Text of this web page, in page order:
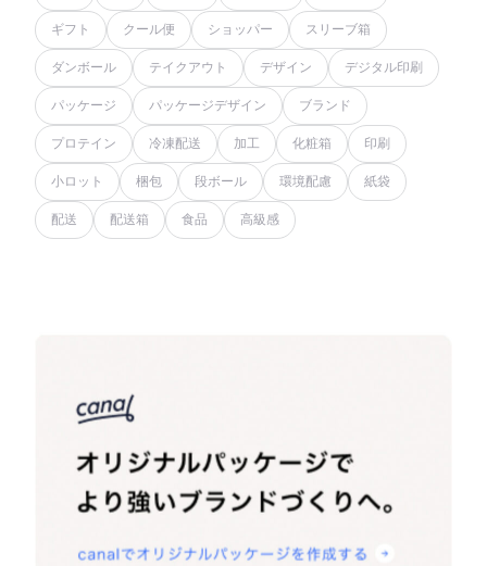
ギフト クール便 ショッパー スリーブ箱
ダンボール テイクアウト デザイン デジタル印刷
パッケージ パッケージデザイン ブランド
プロテイン 冷凍配送 加工 化粧箱 印刷
小ロット 梱包 段ボール 環境配慮 紙袋
配送 配送箱 食品 高級感